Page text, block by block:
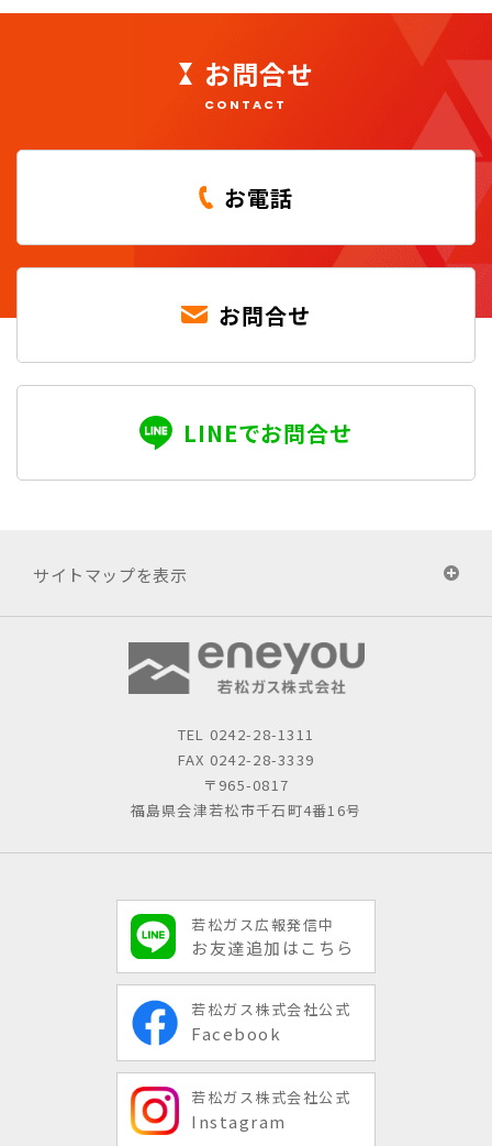
お問合せ
CONTACT
お電話
お問合せ
LINEでお問合せ
サイトマップを表示
TEL 0242-28-1311
FAX 0242-28-3339
〒965-0817
福島県会津若松市千石町4番16号
若松ガス広報発信中
お友達追加はこちら
若松ガス株式会社公式
Facebook
若松ガス株式会社公式
Instagram